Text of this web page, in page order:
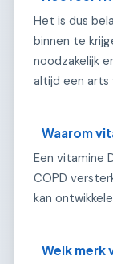
Het is dus
binnen te
noodzakelijk
altijd een arts
Waarom
Een vitamine
COPD
kan
Welk merk